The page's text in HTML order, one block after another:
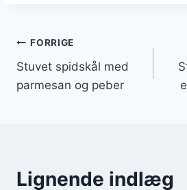
Indlægsnavigation
FORRIGE
Stuvet spidskål med
parmesan og peber
Lignende indlæg